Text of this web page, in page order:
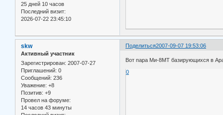
25 дней 10 часов
Последний визит:
2026-07-22 23:45:10
Поделиться2007-09-07 19:53:06
skw
Активный участник
Зарегистрирован: 2007-07-27
Приглашений: 0
Сообщений: 236
Уважение: +8
Позитив: +9
Провел на форуме:
14 часов 43 минуты
Вот пара Ми-8МТ базирующихся в
0